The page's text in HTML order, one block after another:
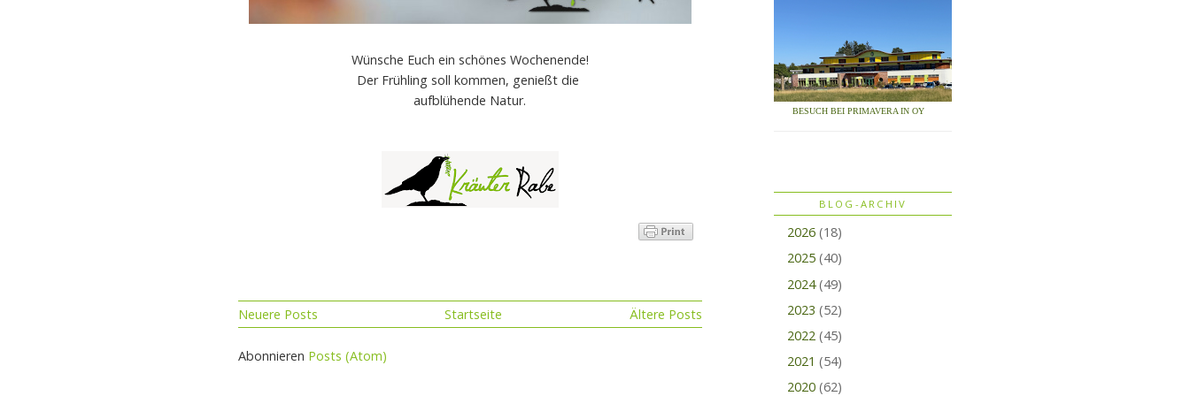
Wünsche Euch ein schönes Wochenende!
Der Frühling soll kommen, genießt die
aufblühende Natur.
Neuere Posts Ältere Posts
Startseite
Abonnieren Posts (Atom)
BESUCH BEI PRIMAVERA IN OY
BLOG-ARCHIV
2026 (18)
2025 (40)
2024 (49)
2023 (52)
2022 (45)
2021 (54)
2020 (62)